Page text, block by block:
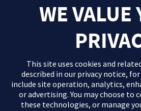
El contenido que se proporciona en este
WE VALUE
This site uses cookies and
described in our privacy notice,
include site operation, analytics,
or advertising. You may choose to
these technologies, or manage